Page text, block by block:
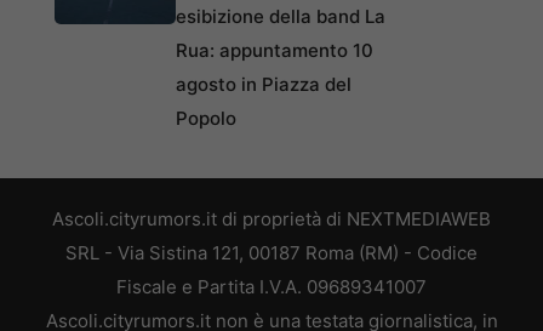
esibizione della band La
Rua: appuntamento 10
agosto in Piazza del
Popolo
Ascoli.cityrumors.it di proprietà di NEXTMEDIAWEB
SRL - Via Sistina 121, 00187 Roma (RM) - Codice
Fiscale e Partita I.V.A. 09689341007
Ascoli.cityrumors.it non è una testata giornalistica, in